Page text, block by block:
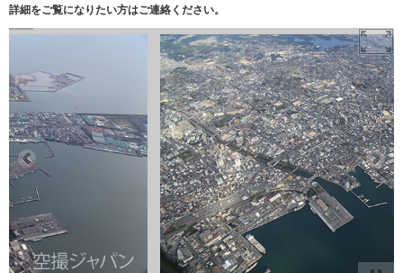
詳細をご覧になりたい方はご連絡ください。